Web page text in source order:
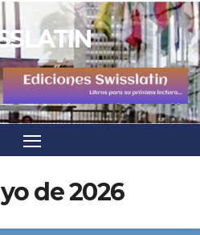
de 2026